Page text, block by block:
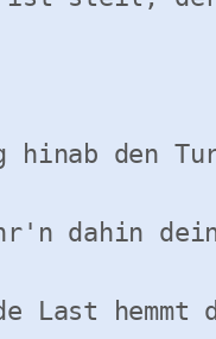
hinab den
dahin dein
Last hemmt